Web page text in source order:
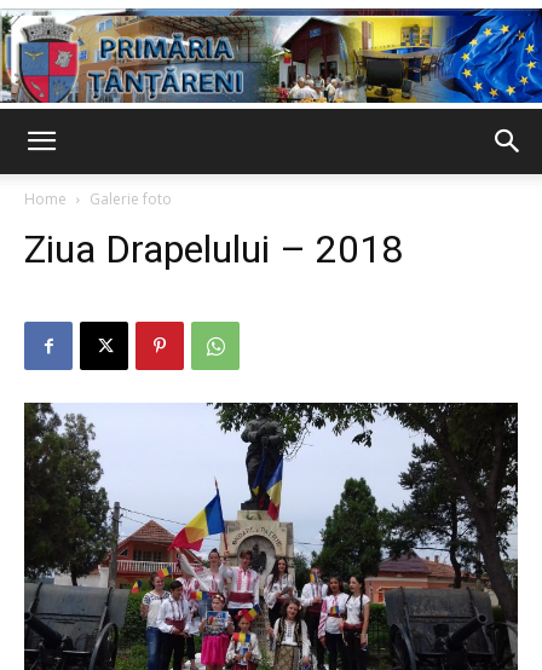
Țânțăreni
Home Galerie foto
Ziua Drapelului – 2018